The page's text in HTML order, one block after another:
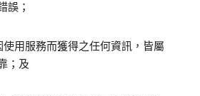
誤；
使用服務而獲得之任何資訊，皆屬
；及